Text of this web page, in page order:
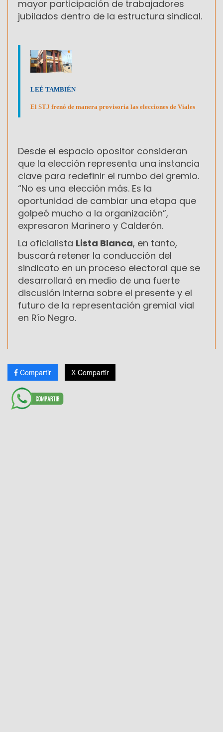
mayor participación de trabajadores
jubilados dentro de la estructura sindical.
LEÉ TAMBIÉN
El STJ frenó de manera provisoria las elecciones de Viales
Desde el espacio opositor consideran
que la elección representa una instancia
clave para redefinir el rumbo del gremio.
“No es una elección más. Es la
oportunidad de cambiar una etapa que
golpeó mucho a la organización”,
expresaron Marinero y Calderón.
La oficialista Lista Blanca, en tanto,
buscará retener la conducción del
sindicato en un proceso electoral que se
desarrollará en medio de una fuerte
discusión interna sobre el presente y el
futuro de la representación gremial vial
en Río Negro.
Compartir X Compartir